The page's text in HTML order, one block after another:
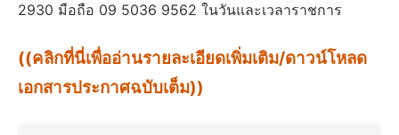
2930 มือถือ 09 5036 9562 ในวันและเวลาราชการ
((คลิกที่นี่เพื่ออ่านรายละเอียดเพิ่มเติม/ดาวน์โหลด
เอกสารประกาศฉบับเต็ม))